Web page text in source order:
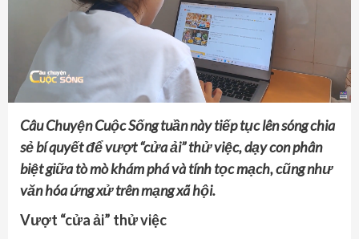
Câu Chuyện Cuộc Sống tuần này tiếp tục lên sóng chia
sẻ bí quyết để vượt “cửa ải” thử việc, dạy con phân
biệtgiữatò mò khám phá và tính tọc mạch, cũng như
văn hóa ứng xử trên mạng xã hội.
Vượt “cửa ải” thử việc